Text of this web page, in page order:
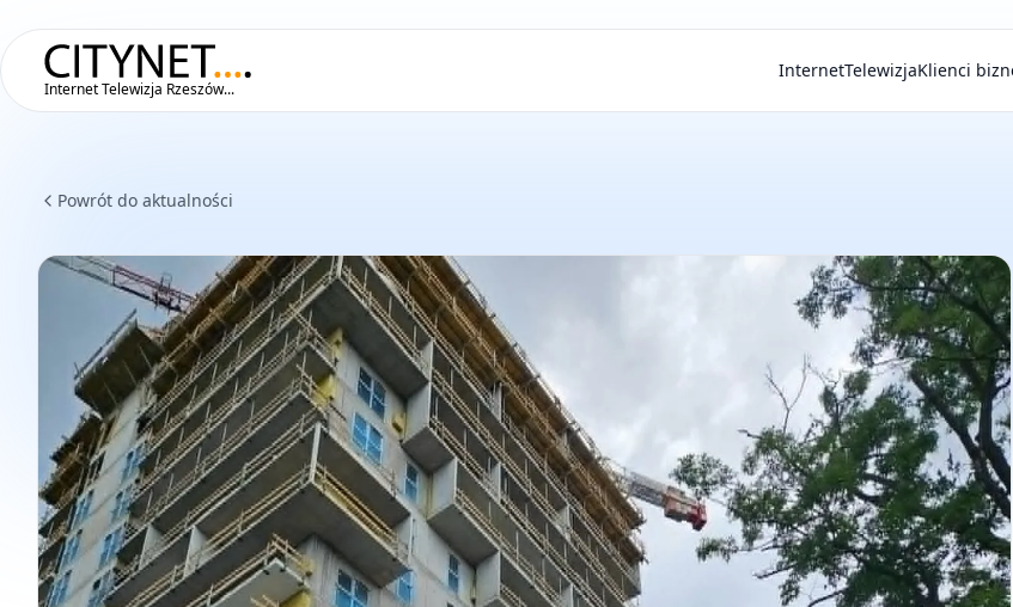
Internet Telewizja Rzeszów...
InternetTelewizjaKlienci
Powrót do aktualności